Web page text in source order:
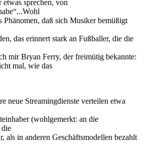
sprechen, von
daß sich Musiker bemüßigt
das erinnert stark an Fußballer, die die
mir Bryan Ferry, der freimütig bekannte:
mal, wie das
neue Streamingdienste verteilen etwa
(wohlgemerkt: an die
die
als in anderen Geschäftsmodellen bezahlt